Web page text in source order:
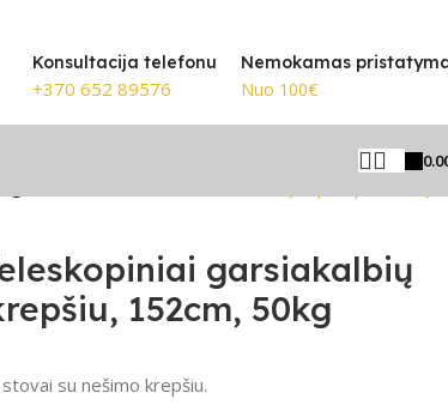
🎸 Žinomiausi prekių ženklai
Konsultacija telefonu
+370 652 89576
Nemokamas
Nuo 100€
garsiakalbių
152cm, 50kg
su nešimo krepšiu.